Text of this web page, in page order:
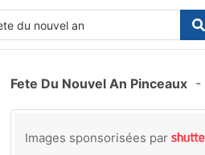
Fete Du Nouvel An Pinceaux -
Images sponsorisées par